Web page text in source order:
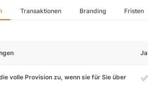
Transaktionen Branding Fristen
Ja
volle Provision zu, wenn sie für Sie über